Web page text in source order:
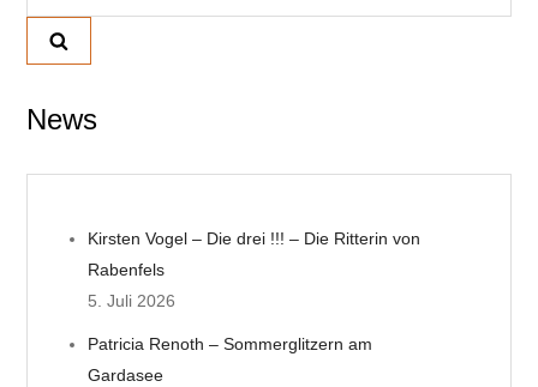
r
a
g
s
n
v
News
Kirsten Vogel – Die drei !!! – Die Ritterin von
Rabenfels
5. Juli 2026
Patricia Renoth – Sommerglitzern am
Gardasee